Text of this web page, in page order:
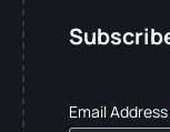
Email Address